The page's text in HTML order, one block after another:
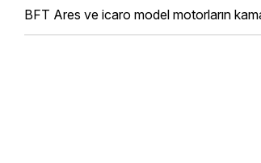
BFT Ares ve icaro model motorların